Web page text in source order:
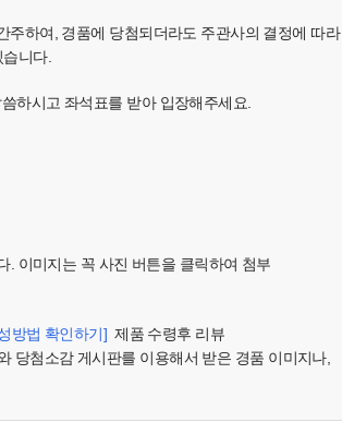
주하여, 경품에 당첨되더라도 주관사의 결정에 따라
니다.
하시고 좌석표를 받아 입장해주세요.
. 이미지는 꼭 사진 버튼을 클릭하여 첨부
방법 확인하기] 제품 수령후 리뷰
당첨소감 게시판를 이용해서 받은 경품 이미지나,